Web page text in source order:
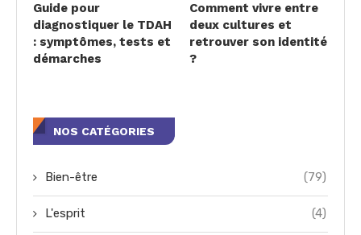
Guide pour
diagnostiquer le TDAH
: symptômes, tests et
démarches
Comment vivre entre
deux cultures et
retrouver son identité
?
NOS CATÉGORIES
Bien-être (79)
L'esprit (4)